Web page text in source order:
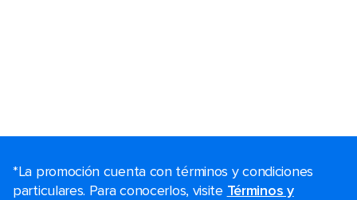
*La promoción cuenta con términos y condiciones
particulares. Para conocerlos, visite Términos y